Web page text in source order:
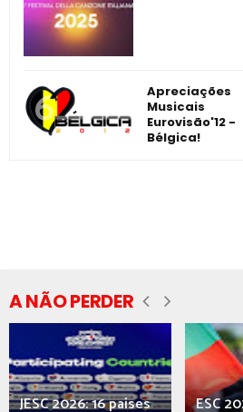
Apreciações
Musicais
Eurovisão'12 -
Bélgica!
A NÃO PERDER
JESC 2026: 16 países ESC